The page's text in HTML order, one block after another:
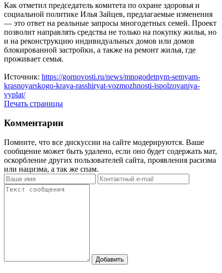
Как отметил председатель комитета по охране здоровья и
социальной политике Илья Зайцев, предлагаемые изменения
— это ответ на реальные запросы многодетных семей. Проект
позволит направлять средства не только на покупку жилья, но
и на реконструкцию индивидуальных домов или домов
блокированной застройки, а также на ремонт жилья, где
проживает семья.
Источник: https://gornovosti.ru/news/mnogodetnym-semyam-
krasnoyarskogo-kraya-rasshiryat-vozmozhnosti-ispolzovaniya-
vyplat/
Печать страницы
Комментарии
Помните, что все дискуссии на сайте модерируются. Ваше
сообщение может быть удалено, если оно будет содержать мат,
оскорбление других пользователей сайта, проявления расизма
или нацизма, а так же спам.